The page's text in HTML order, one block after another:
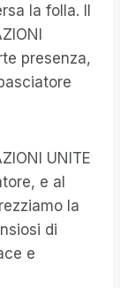
la folla. Il
presenza,
UNITE
e al
la
di
e